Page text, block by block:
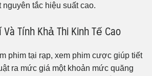
tắc hiệu suất cao.
Tính Khả Thi Kinh Tế Cao
phim tại rạp, xem phim cược giúp tiết
ra mức giá một khoản mức quăng